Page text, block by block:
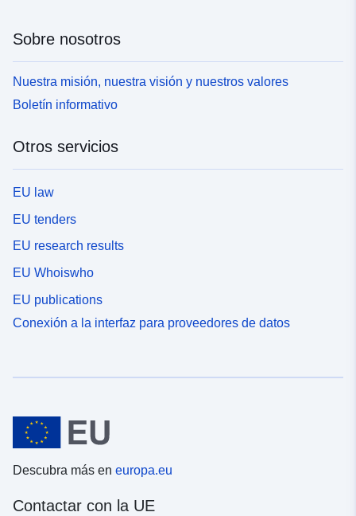
Sobre nosotros
Nuestra misión, nuestra visión y nuestros valores
Boletín informativo
Otros servicios
EU law
EU tenders
EU research results
EU Whoiswho
EU publications
Conexión a la interfaz para proveedores de datos
Descubra más en europa.eu
Contactar con la UE